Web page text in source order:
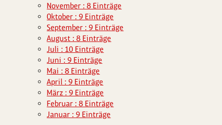
November : 8 Einträge
Oktober : 9 Einträge
September : 9 Einträge
August : 8 Einträge
Juli : 10 Einträge
Juni : 9 Einträge
Mai : 8 Einträge
April : 9 Einträge
März : 9 Einträge
Februar : 8 Einträge
Januar : 9 Einträge